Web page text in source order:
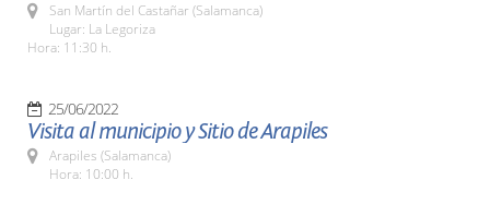
San Martín del Castañar (Salamanca)
Lugar: La Legoriza
Hora: 11:30 h.
25/06/2022
Visita al municipio y Sitio de Arapiles
Arapiles (Salamanca)
Hora: 10:00 h.